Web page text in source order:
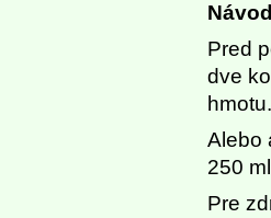
Pred
dve
hmotu.
Alebo
250
Pre